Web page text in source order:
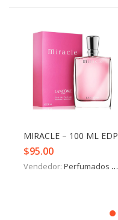
MIRACLE – 100 ML EDP
$95.00
Vendedor: Perfumados y más